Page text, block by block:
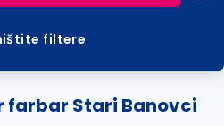
filtere
farbar Stari Banovci